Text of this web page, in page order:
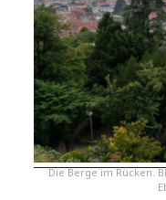
Die Berge im Rücken.